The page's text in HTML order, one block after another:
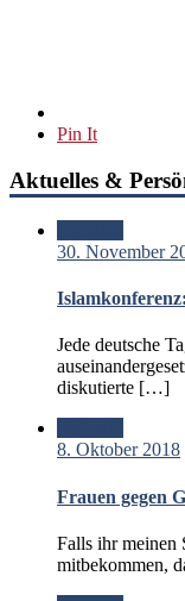
Pin It
Aktuelles &
30. November
Jede deutsche
diskutierte […]
8. Oktober 2018
Frauen gegen
Falls ihr meinen
mitbekommen,